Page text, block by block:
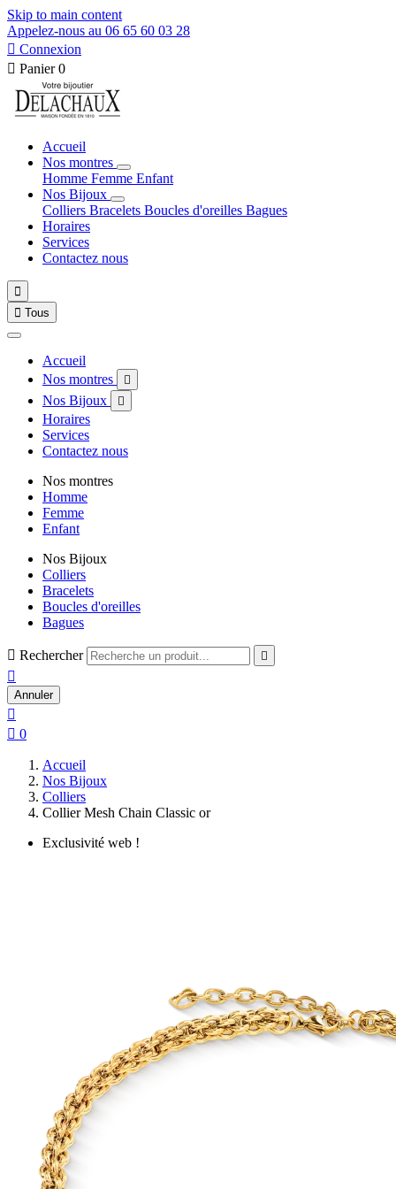
Skip to main content
Appelez-nous au 06 65 60 03 28
 Connexion
 Panier 0
Accueil
Nos montres
Homme Femme Enfant
Nos Bijoux
Colliers Bracelets Boucles d'oreilles Bagues
Horaires
Services
Contactez nous

 Tous
Accueil
Nos montres

Nos Bijoux 
Horaires
Services
Contactez nous
Nos montres
Homme
Femme
Enfant
Nos Bijoux
Colliers
Bracelets
Boucles d'oreilles
Bagues
 Rechercher 

Annuler

 0
Accueil
Nos Bijoux
Colliers
Collier Mesh Chain Classic or
Exclusivité web !